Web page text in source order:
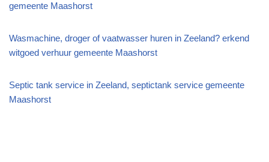
gemeente Maashorst
Wasmachine, droger of vaatwasser huren in Zeeland? erkend
witgoed verhuur gemeente Maashorst
Septic tank service in Zeeland, septictank service gemeente
Maashorst